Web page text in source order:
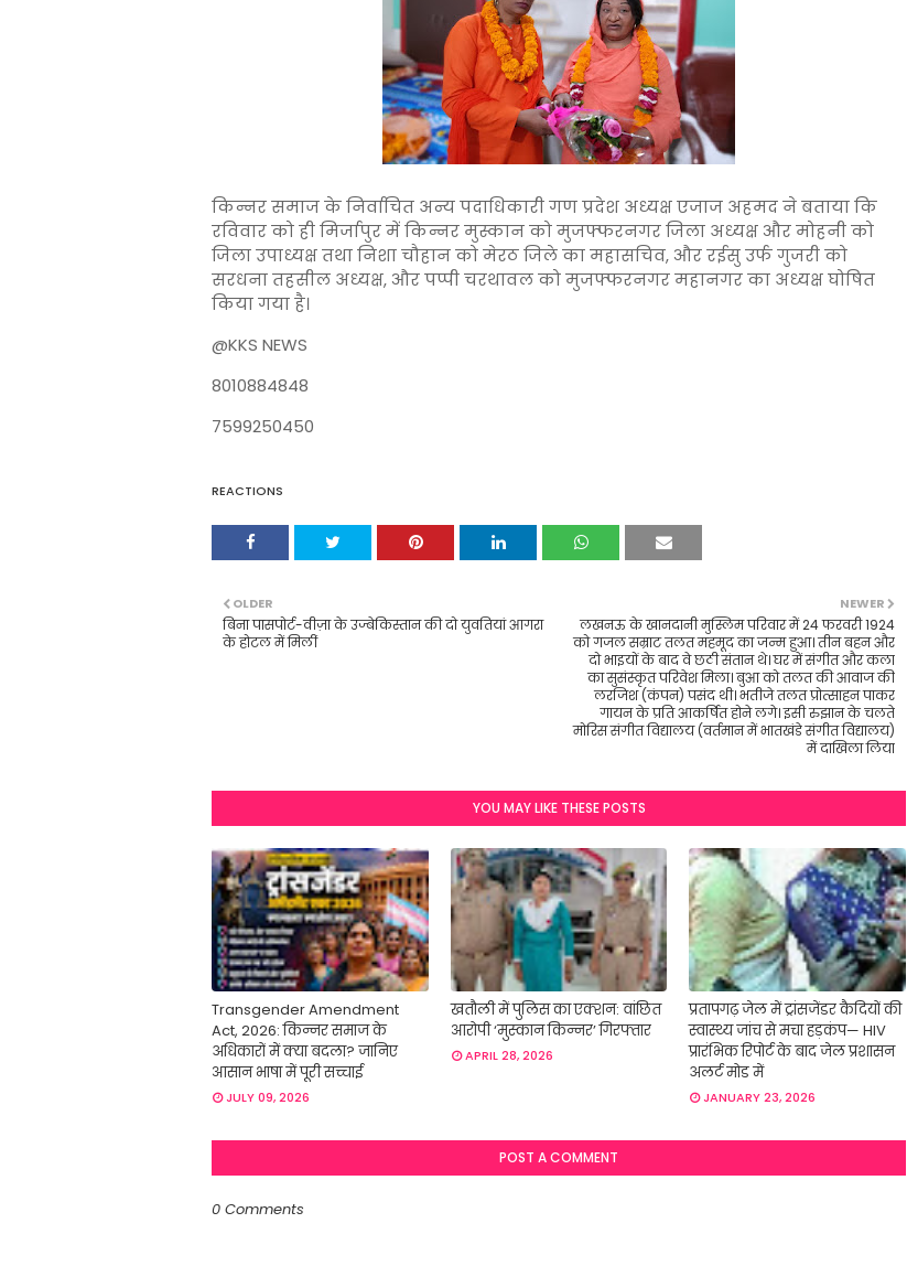
किन्नर समाज के निर्वाचित अन्य पदाधिकारी गण प्रदेश अध्यक्ष एजाज अहमद ने बताया कि
रविवार को ही मिर्जापुर में किन्नर मुस्कान को मुजफ्फरनगर जिला अध्यक्ष और मोहनी को
जिला उपाध्यक्ष तथा निशा चौहान को मेरठ जिले का महासचिव, और रईसु उर्फ गुजरी को
सरधना तहसील अध्यक्ष, और पप्पी चरथावल को मुजफ्फरनगर महानगर का अध्यक्ष घोषित
किया गया है।
@KKS NEWS
8010884848
7599250450
REACTIONS
NEWER
लखनऊ के खानदानी मुस्लिम परिवार में 24 फरवरी 1924
को गजल सम्राट तलत महमूद का जन्म हुआ। तीन बहन और
दो भाइयों के बाद वे छठी संतान थे। घर में संगीत और कला
का सुसंस्कृत परिवेश मिला। बुआ को तलत की आवाज की
लरजिश (कंपन) पसंद थी। भतीजे तलत प्रोत्साहन पाकर
गायन के प्रति आकर्षित होने लगे। इसी रुझान के चलते
मोरिस संगीत विद्यालय (वर्तमान में भातखंडे संगीत विद्यालय)
में दाखिला लिया
OLDER
बिना पासपोर्ट-वीज़ा के उज्बेकिस्तान की दो युवतियां आगरा
के होटल में मिलीं
YOU MAY LIKE THESE POSTS
Transgender Amendment
Act, 2026: किन्नर समाज के
अधिकारों में क्या बदला? जानिए
आसान भाषा में पूरी सच्चाई
JULY 09, 2026
खतौली में पुलिस का एक्शन: वांछित
आरोपी ‘मुस्कान किन्नर’ गिरफ्तार
APRIL 28, 2026
प्रतापगढ़ जेल में ट्रांसजेंडर कैदियों की
स्वास्थ्य जांच से मचा हड़कंप— HIV
प्रारंभिक रिपोर्ट के बाद जेल प्रशासन
अलर्ट मोड में
JANUARY 23, 2026
POST A COMMENT
0 Comments